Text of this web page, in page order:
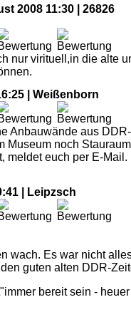
2008 11:30 | 26826
nur virituell,in die alte
| Weißenborn
Anbauwände aus DDR-
Museum noch Stauraum
meldet euch per E-Mail.
| Leipzsch
wach. Es war nicht
guten alten DDR-
bereit sein -